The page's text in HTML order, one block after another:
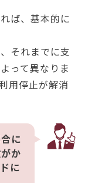
ば、基本的に
それまでに支
って異なりま
用停止が解消
に
か
に